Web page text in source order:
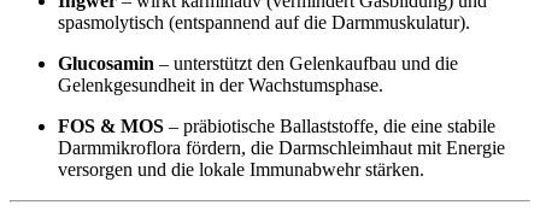
spasmolytisch (entspannend auf die Darmmuskulatur).
Glucosamin – unterstützt den Gelenkaufbau und die
Gelenkgesundheit in der Wachstumsphase.
FOS & MOS – präbiotische Ballaststoffe, die eine stabile
Darmmikroflora fördern, die Darmschleimhaut mit Energie
versorgen und die lokale Immunabwehr stärken.